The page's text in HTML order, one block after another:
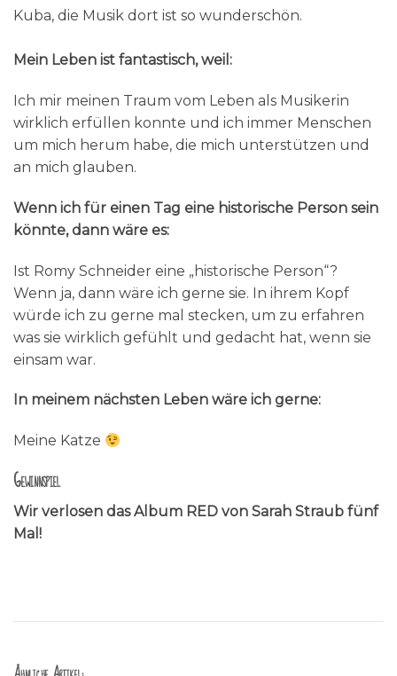
Kuba, die Musik dort ist so wunderschön.
Mein Leben ist fantastisch, weil:
Ich mir meinen Traum vom Leben als Musikerin
wirklich erfüllen konnte und ich immer Menschen
um mich herum habe, die mich unterstützen und
an mich glauben.
Wenn ich für einen Tag eine historische Person sein
könnte, dann wäre es:
Ist Romy Schneider eine „historische Person“?
Wenn ja, dann wäre ich gerne sie. In ihrem Kopf
würde ich zu gerne mal stecken, um zu erfahren
was sie wirklich gefühlt und gedacht hat, wenn sie
einsam war.
In meinem nächsten Leben wäre ich gerne:
Meine Katze
Gewinnspiel
Wir verlosen das Album RED von Sarah Straub fünf
Mal!